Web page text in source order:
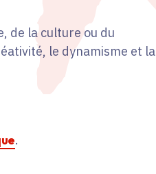
de la culture ou du
le dynamisme et la
.